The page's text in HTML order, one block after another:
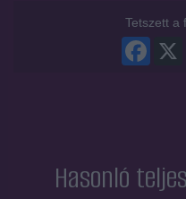
Tetszett a
Hasonló